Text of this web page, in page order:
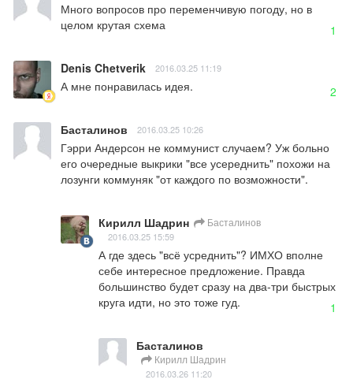
Много вопросов про переменчивую погоду, но в
целом крутая схема
1
Denis Chetverik 2016.03.25 11:19
А мне понравилась идея. 2
Басталинов 2016.03.25 10:26
Гэрри Андерсон не коммунист случаем? Уж больно
его очередные выкрики "все усереднить" похожи на
лозунги коммуняк "от каждого по возможности".
Кирилл Шадрин Басталинов
2016.03.25 15:59
А где здесь "всё усреднить"? ИМХО вполне
себе интересное предложение. Правда
большинство будет сразу на два-три быстрых
круга идти, но это тоже гуд.
1
Басталинов
Кирилл Шадрин
2016.03.26 11:20